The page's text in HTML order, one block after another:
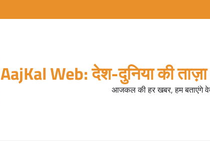
AajKal Web: देश-दुनिया की
आजकल की हर खबर, हम बताएंगे